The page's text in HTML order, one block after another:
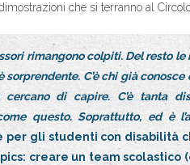
che si terranno al
rimangono colpiti. Del resto
C’è chi già
cercano di capire. C’è tanta
questo. Soprattutto, ed è
per gli studenti con disabilità
creare un team scolastico